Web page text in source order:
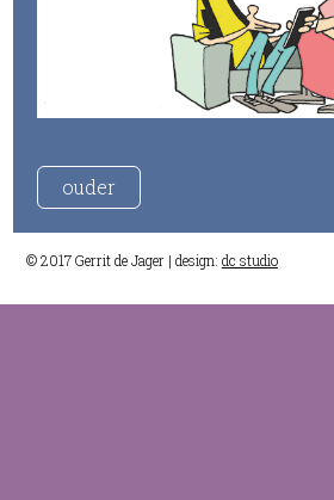
ouder
© 2017 Gerrit de Jager | design: dc studio